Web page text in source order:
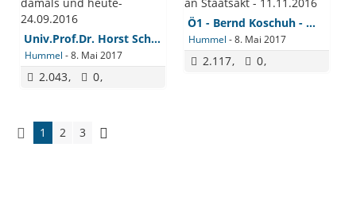
Univ.Prof.Dr. Horst Schreiber-Heimkinder damals und heute-24.09.2016
Hummel -8. Mai 2017
2.043 0
Ö1 - Bernd Koschuh - Missbrauchsopfer-Kritik an Staatsakt - 11.11.2016
Hummel -8. Mai 2017
2.117 0
1 2 3